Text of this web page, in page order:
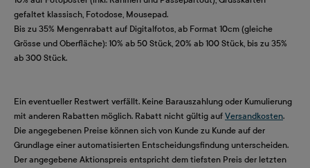
gefaltet klassisch, Fotodose, Mousepad.
Bis zu 35% Mengenrabatt auf Digitalfotos, ab Format 10cm (gleiche
Grösse und Oberfläche): 10% ab 50 Stück, 20% ab 100 Stück, bis zu 35%
ab 300 Stück.
Ein eventueller Restwert verfällt. Keine Barauszahlung oder Kumulierung
mit anderen Rabatten möglich. Rabatt nicht gültig auf Versandkosten.
Die angegebenen Preise können sich von Kunde zu Kunde auf der
Grundlage einer automatisierten Entscheidungsfindung unterscheiden.
Der angegebene Aktionspreis entspricht dem tiefsten Preis der letzten